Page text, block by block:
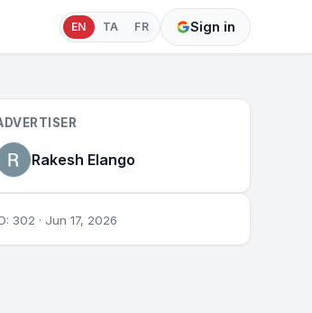
EN TA FR Sign in
Rakesh Elango
302 · Jun 17, 2026